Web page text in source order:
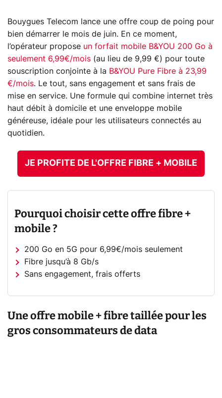
Bouygues Telecom lance une offre coup de poing pour
bien démarrer le mois de juin. En ce moment,
l’opérateur propose un forfait mobile B&YOU 200 Go à
seulement 6,99€/mois (au lieu de 9,99 €) pour toute
souscription conjointe à la B&YOU Pure Fibre à 23,99
€/mois. Le tout, sans engagement et sans frais de
mise en service. Une formule qui combine internet très
haut débit à domicile et une enveloppe mobile
généreuse, idéale pour les utilisateurs connectés au
quotidien.
JE PROFITE DE L'OFFRE FIBRE + MOBILE
Pourquoi choisir cette offre fibre +
mobile ?
200 Go en 5G pour 6,99€/mois seulement
Fibre jusqu’à 8 Gb/s
Sans engagement, frais offerts
Une offre mobile + fibre taillée pour les
gros consommateurs de data